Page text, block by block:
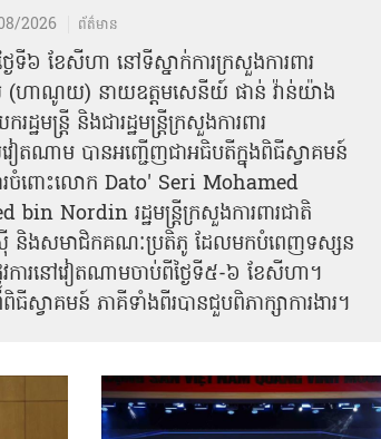
2026 ព័ត៌មាន
ងៃទី៦ ខែសីហា នៅទីស្នាក់ការក្រសួងការពារ
(ហាណូយ) នាយឧត្តមសេនីយ៍ ផាន់ វ៉ាន់យ៉ាង
ដ្ឋមន្ត្រី និងជារដ្ឋមន្ត្រីក្រសួងការពារ
ៀតណាម បានអញ្ជើញជាអធិបតីក្នុងពិធីស្វាគមន៍
ារ​ចំពោះលោក Dato' Seri Mohamed
bin Nordin រដ្ឋមន្ត្រីក្រសួងការពារជាតិ
និងសមាជិកគណៈប្រតិភូ ដែលមកបំពេញទស្សន
លូវការនៅវៀតណាមចាប់ពីថ្ងៃទី៥-៦ ខែសីហា។
ពិធីស្វាគមន៍ ភាគីទាំងពីរបានជួបពិភាក្សាការងារ​។